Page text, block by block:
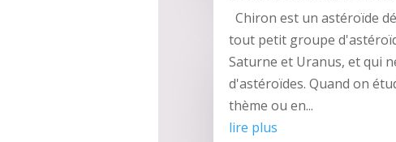
Chiron est un astéroïde
tout petit groupe
Saturne et Uranus, et qui
d'astéroïdes. Quand on
thème ou en...
lire plus